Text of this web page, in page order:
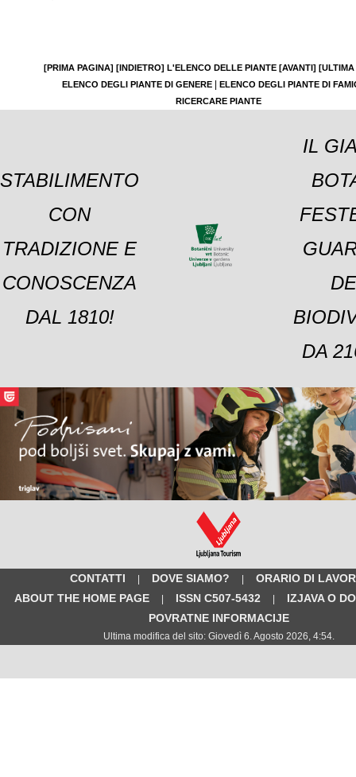
[PRIMA PAGINA] [INDIETRO] L'ELENCO DELLE PIANTE [AVANTI]
ELENCO DEGLI PIANTE DI GENERE
ELENCO DEGLI PIANTE DI
RICERCARE PIANTE
STABILIMENTO
CON
TRADIZIONE E
CONOSCENZA
DAL 1810!
IL
DA
CONTATTI | DOVE SIAMO? |
ORARIO DI
ABOUT THE HOME PAGE
| ISSN C507-5432 |
IZJAVA O
POVRATNE INFORMACIJE
Ultima modifica del sito: Giovedì 6. Agosto 2026, 4:54.